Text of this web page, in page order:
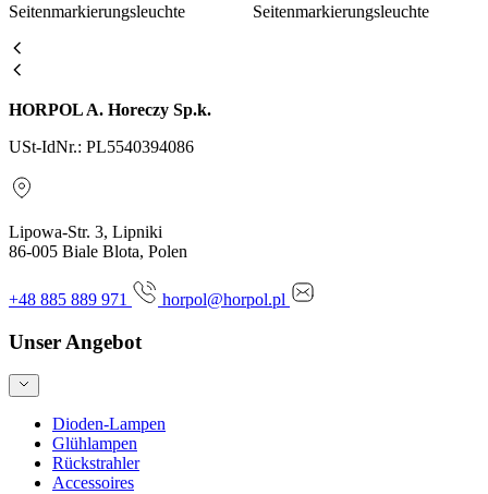
Seitenmarkierungsleuchte Seitenmarkierungsleuchte
HORPOL A. Horeczy Sp.k.
USt-IdNr.: PL5540394086
Lipowa-Str. 3, Lipniki
86-005 Biale Blota, Polen
+48 885 889 971 horpol@horpol.pl
Unser Angebot
Dioden-Lampen
Glühlampen
Rückstrahler
Accessoires